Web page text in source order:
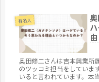
有名人
奥田修二さんは吉本興業所
のツッコミ担当をしていま
いると言われています。本